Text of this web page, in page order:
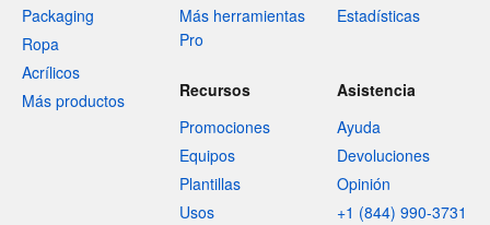
Packaging
Ropa
Acrílicos
Más productos
Más herramientas
Pro
Estadísticas
Recursos
Promociones
Equipos
Plantillas
Usos
Asistencia
Ayuda
Devoluciones
Opinión
+1 (844) 990-3731